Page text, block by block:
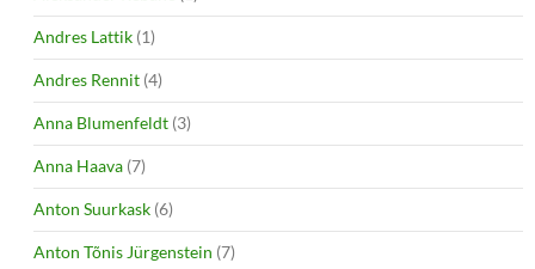
Andres Lattik (1)
Andres Rennit (4)
Anna Blumenfeldt (3)
Anna Haava (7)
Anton Suurkask (6)
Anton Tõnis Jürgenstein (7)